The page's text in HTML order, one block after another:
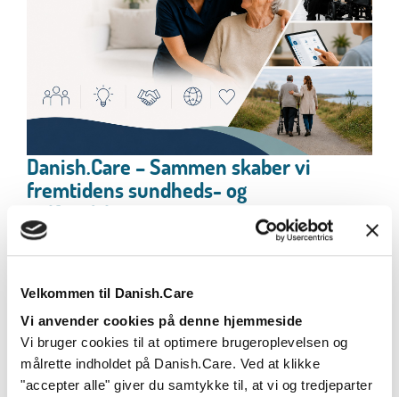
Velkommen til Danish.Care
Vi anvender cookies på denne hjemmeside
Vi bruger cookies til at optimere brugeroplevelsen og
målrette indholdet på Danish.Care. Ved at klikke
"accepter alle" giver du samtykke til, at vi og tredjeparter
Danish.Care – Sammen skaber vi
fremtidens sundheds- og
velfærdsløsninger
Danish.Care er brancheforeningen for
virksomheder inden for hjælpemidler, sundheds-
og...
Læs mere